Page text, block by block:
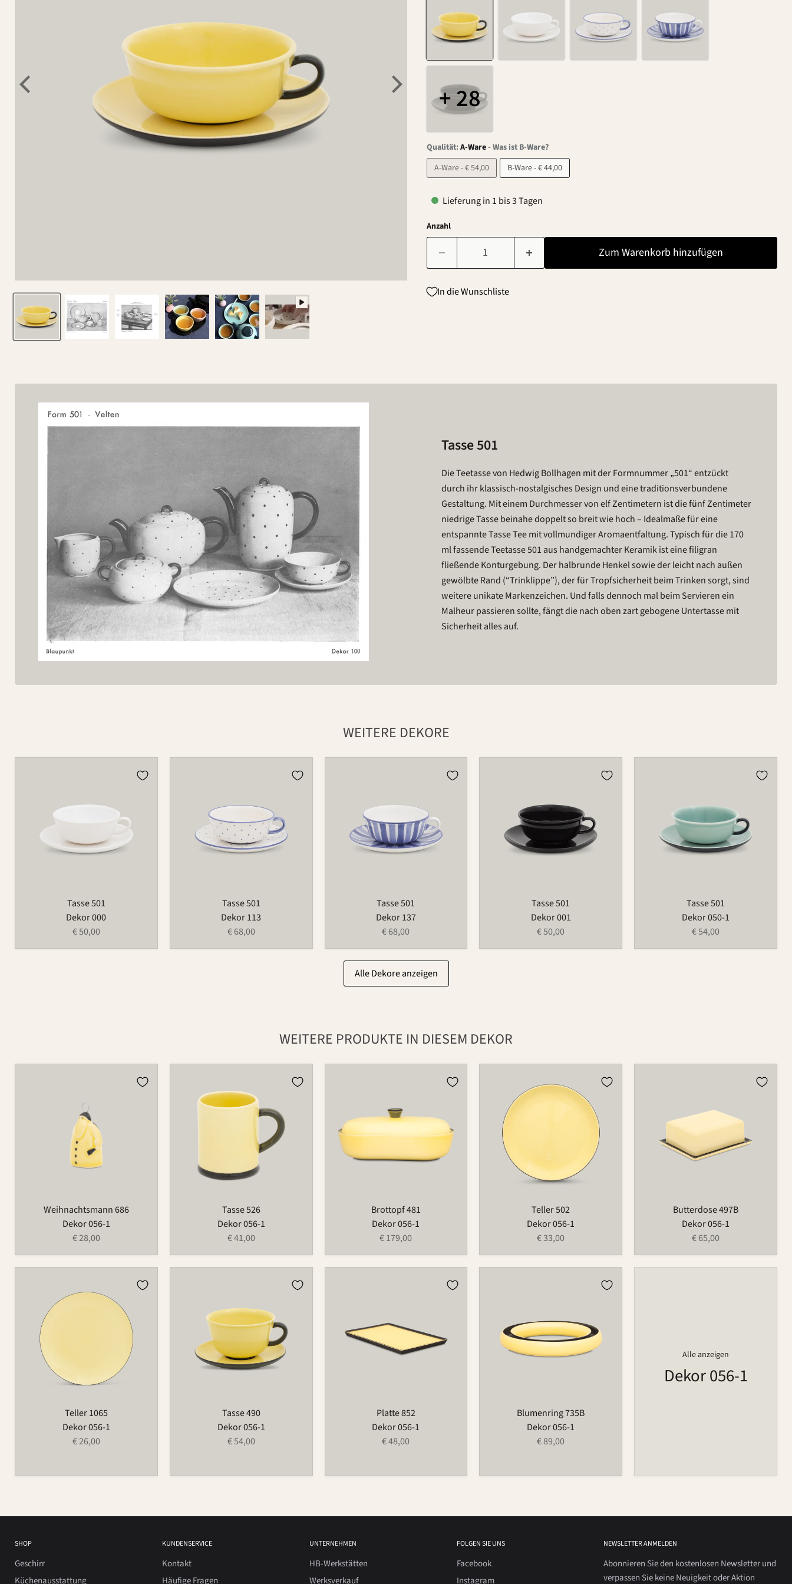
+ 28
Qualität:A-Ware-Was ist B-Ware?
A-Ware - € 54,00
B-Ware - € 44,00
Lieferung in 1 bis 3 Tagen
Anzahl
Zum Warenkorb hinzufügen
In die Wunschliste
Tasse 501
Die Teetasse von Hedwig Bollhagen mit der Formnummer „501“ entzückt
durch ihr klassisch-nostalgisches Design und eine traditionsverbundene
Gestaltung. Mit einem Durchmesser von elf Zentimetern ist die fünf Zentimeter
niedrige Tasse beinahe doppelt so breit wie hoch – Idealmaße für eine
entspannte Tasse Tee mit vollmundiger Aromaentfaltung. Typisch für die 170
ml fassende Teetasse 501 aus handgemachter Keramik ist eine filigran
fließende Konturgebung. Der halbrunde Henkel sowie der leicht nach außen
gewölbte Rand (“Trinklippe”), der für Tropfsicherheit beim Trinken sorgt, sind
weitere unikate Markenzeichen. Und falls dennoch mal beim Servieren ein
Malheur passieren sollte, fängt die nach oben zart gebogene Untertasse mit
Sicherheit alles auf.
WEITERE DEKORE
Tasse 501
Dekor 000
€ 50,00
Tasse 501
Dekor 113
€ 68,00
Tasse 501
Dekor 137
€ 68,00
Tasse 501
Dekor 001
€ 50,00
Tasse 501
Dekor 050-1
€ 54,00
Alle Dekore anzeigen
WEITERE PRODUKTE IN DIESEM DEKOR
Weihnachtsmann 686
Dekor 056-1
€ 28,00
Tasse 526
Dekor 056-1
€ 41,00
Brottopf 481
Dekor 056-1
€ 179,00
Teller 502
Dekor 056-1
€ 33,00
Butterdose 497B
Dekor 056-1
€ 65,00
Teller 1065
Dekor 056-1
€ 26,00
Tasse 490
Dekor 056-1
€ 54,00
Platte 852
Dekor 056-1
€ 48,00
Blumenring 735B
Dekor 056-1
€ 89,00
Alle anzeigen
Dekor 056-1
SHOP
Geschirr
Küchenausstattung
KUNDENSERVICE
Kontakt
Häufige Fragen
UNTERNEHMEN
HB-Werkstätten
Werksverkauf
FOLGEN SIE UNS
Facebook
Instagram
NEWSLETTER ANMELDEN
Abonnieren Sie den kostenlosen Newsletter und
verpassen Sie keine Neuigkeit oder Aktion